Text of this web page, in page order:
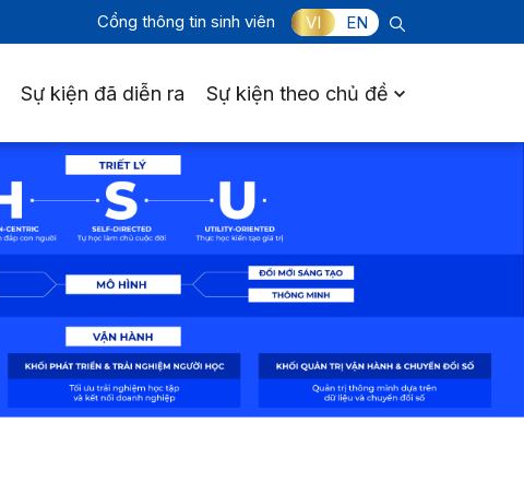
Cổng thông tin sinh viên VI EN
Sự kiện đã diễn ra Sự kiện theo chủ đề